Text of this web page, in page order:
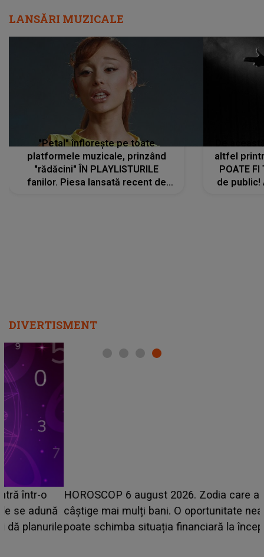
LANSĂRI MUZICALE
"Petal" înflorește pe toate
platformele muzicale, prinzând
"rădăcini" ÎN PLAYLISTURILE
fanilor. Piesa lansată recent de
altfel
POATE FI
de public!
DIVERTISMENT
HOROSCOP 6 august 2026. Zodia care are șansa să
câștige mai mulți bani. O oportunitate neașteptată îi
poate schimba situația financiară la început de lună